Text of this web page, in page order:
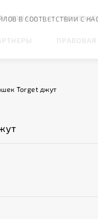
ОПЛАТА
Torget джут
В СООТВЕТСТВИИ С